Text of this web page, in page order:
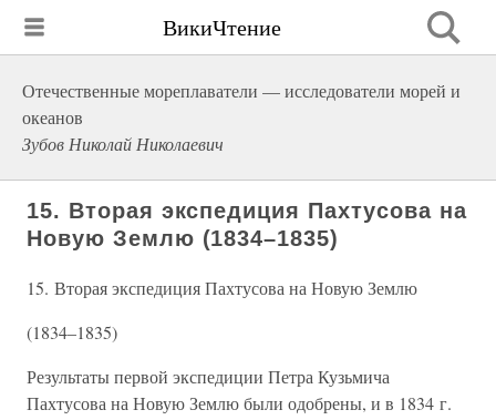
ВикиЧтение
Отечественные мореплаватели — исследователи морей и
океанов
Зубов Николай Николаевич
15. Вторая экспедиция Пахтусова на
Новую Землю (1834–1835)
15. Вторая экспедиция Пахтусова на Новую Землю
(1834–1835)
Результаты первой экспедиции Петра Кузьмича
Пахтусова на Новую Землю были одобрены, и в 1834 г.